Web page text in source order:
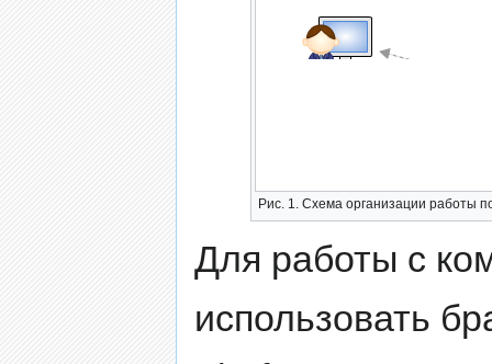
Рис. 1. Схема организации работы
Для работы с
использовать